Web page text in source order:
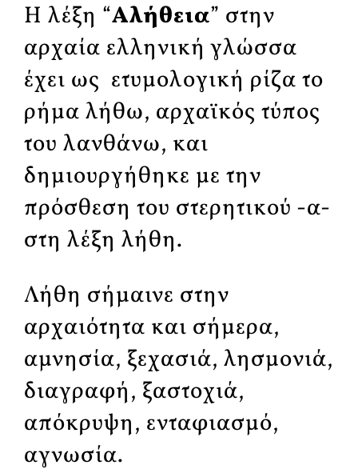
Η λέξη “Αλήθεια” στην
αρχαία ελληνική γλώσσα
έχει ως ετυμολογική ρίζα το
ρήμα λήθω, αρχαϊκός τύπος
του λανθάνω, και
δημιουργήθηκε με την
πρόσθεση του στερητικού -α-
στη λέξη λήθη.
Λήθη σήμαινε στην
αρχαιότητα και σήμερα,
αμνησία, ξεχασιά, λησμονιά,
διαγραφή, ξαστοχιά,
απόκρυψη, ενταφιασμό,
αγνωσία.